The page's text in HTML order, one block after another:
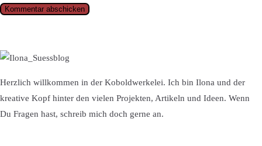
Herzlich willkommen in der Koboldwerkelei. Ich bin Ilona und der
kreative Kopf hinter den vielen Projekten, Artikeln und Ideen. Wenn
Du Fragen hast, schreib mich doch gerne an.